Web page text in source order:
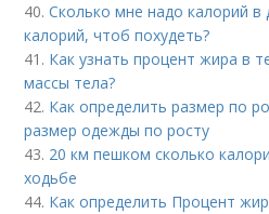
40.Сколько мне надо калорий в
калорий, чтоб похудеть?
41. Как узнать процент жира в
массы тела?
42. Как определить размер по
размер одежды по росту
43. 20 км пешком сколько
ходьбе
44. Как определить Процент